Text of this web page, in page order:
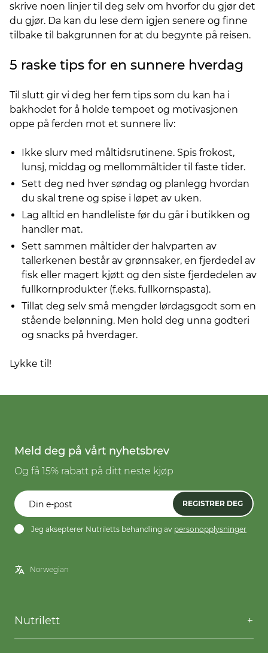
skrive noen linjer til deg selv om hvorfor du gjør det
du gjør. Da kan du lese dem igjen senere og finne
tilbake til bakgrunnen for at du begynte på reisen.
5 raske tips for en sunnere hverdag
Til slutt gir vi deg her fem tips som du kan ha i
bakhodet for å holde tempoet og motivasjonen
oppe på ferden mot et sunnere liv:
Ikke slurv med måltidsrutinene. Spis frokost,
lunsj, middag og mellommåltider til faste tider.
Sett deg ned hver søndag og planlegg hvordan
du skal trene og spise i løpet av uken.
Lag alltid en handleliste før du går i butikken og
handler mat.
Sett sammen måltider der halvparten av
tallerkenen består av grønnsaker, en fjerdedel av
fisk eller magert kjøtt og den siste fjerdedelen av
fullkornprodukter (f.eks. fullkornspasta).
Tillat deg selv små mengder lørdagsgodt som en
stående belønning. Men hold deg unna godteri
og snacks på hverdager.
Lykke til!
Meld deg på vårt nyhetsbrev
Og få 15% rabatt på ditt neste kjøp
REGISTRER DEG
Jeg aksepterer Nutriletts behandling av personopplysninger
Nutrilett
Kontakt oss